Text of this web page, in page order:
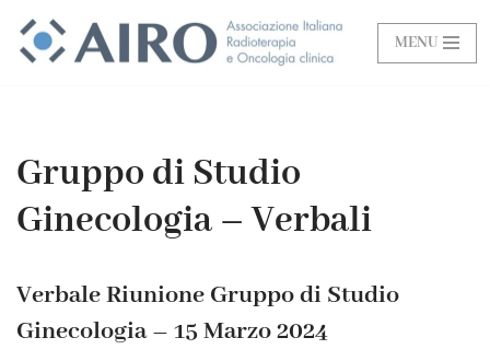
Vai
MENU
Gruppo di Studio
Ginecologia – Verbali
Verbale Riunione Gruppo di Studio
Ginecologia – 15 Marzo 2024